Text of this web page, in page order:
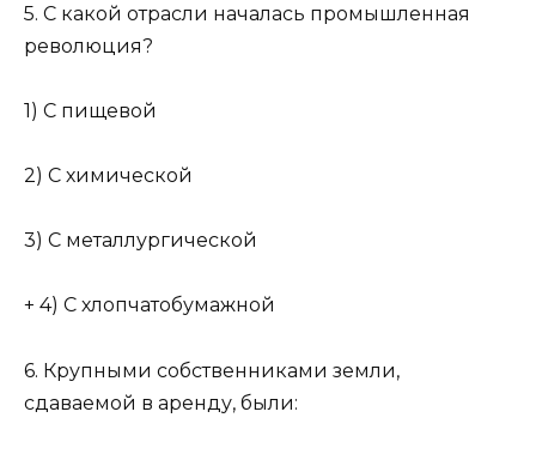
5. С какой отрасли началась промышленная
революция?
1) С пищевой
2) С химической
3) С металлургической
+ 4) С хлопчатобумажной
6. Крупными собственниками земли,
сдаваемой в аренду, были: